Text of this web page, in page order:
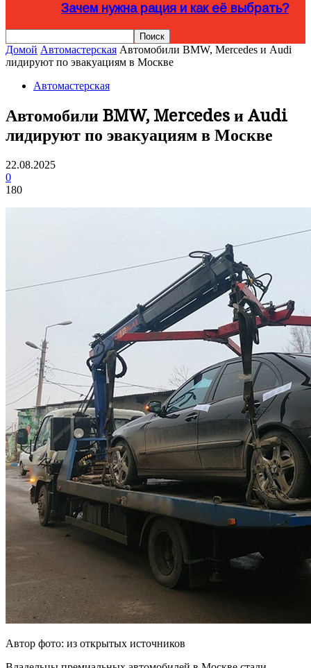
Зачем нужна рация и как её выбрать?
Домой Автомастерская Автомобили BMW, Mercedes и Audi
лидируют по эвакуациям в Москве
Автомастерская
Автомобили BMW, Mercedes и Audi
лидируют по эвакуациям в Москве
22.08.2025
0
180
Автор фото: из открытых источников